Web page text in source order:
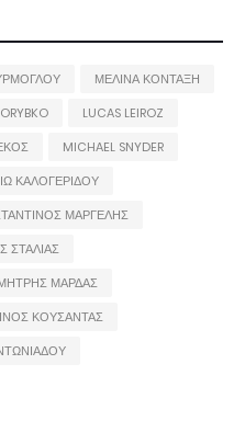
ΜΕΛΙΝΑ ΚΟΝΤΑΞΗ
LUCAS LEIROZ
MICHAEL SNYDER
ΚΑΛΟΓΕΡΙΔΟΥ
ΜΑΡΓΕΛΗΣ
ΣΤΑΛΙΑΣ
ΜΑΡΔΑΣ
ΚΟΥΣΑΝΤΑΣ